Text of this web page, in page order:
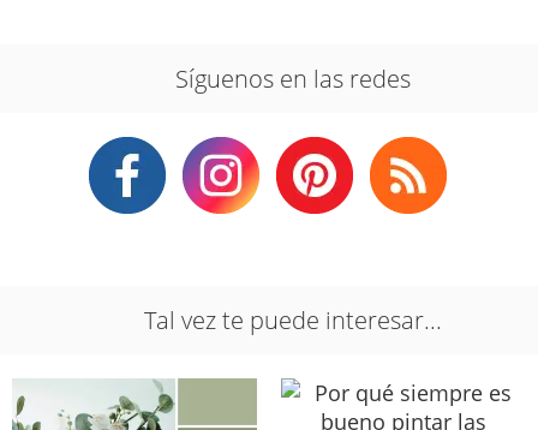
Síguenos en las redes
Tal vez te puede interesar...